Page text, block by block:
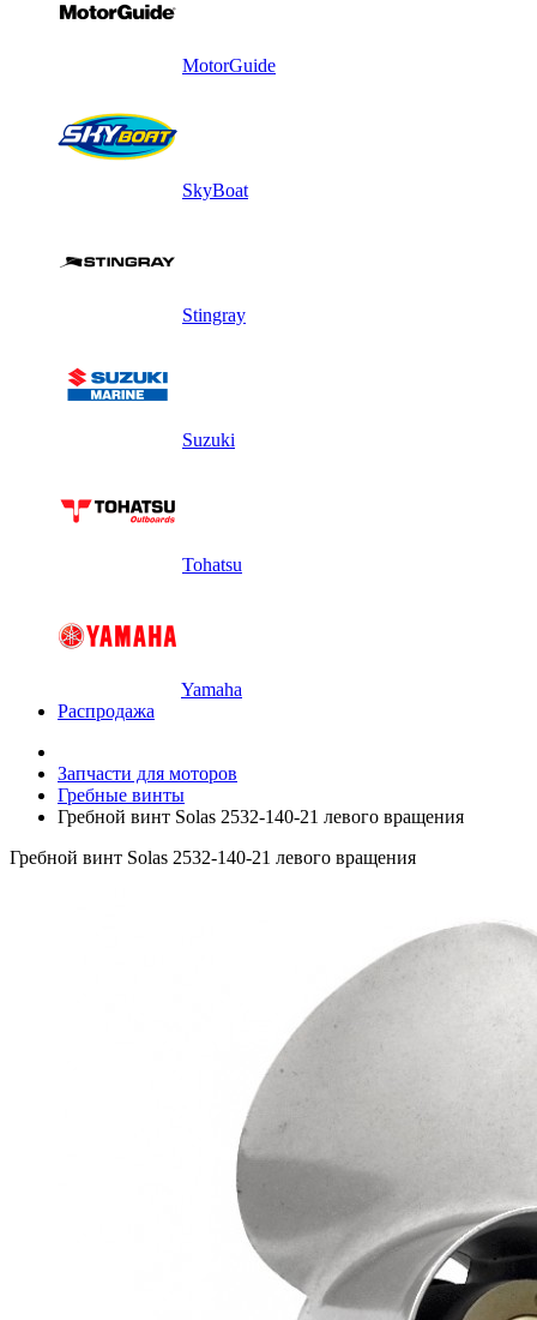
MotorGuide
SkyBoat
Stingray
Suzuki
Tohatsu
Yamaha
Распродажа
Запчасти для моторов
Гребные винты
Гребной винт Solas 2532-140-21 левого вращения
Гребной винт Solas 2532-140-21 левого вращения